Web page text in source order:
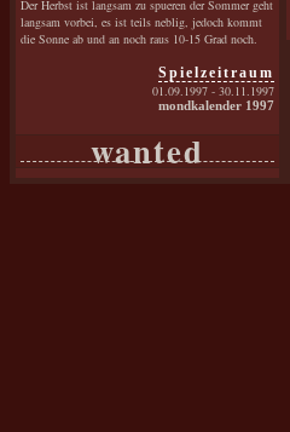
Der Herbst ist langsam zu spueren der Sommer geht
langsam vorbei, es ist teils neblig, jedoch kommt
die Sonne ab und an noch raus 10-15 Grad noch.
Spielzeitraum
01.09.1997 - 30.11.1997
mondkalender 1997
wanted